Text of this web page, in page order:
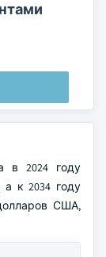
в 2024 году
к 2034 году
США,